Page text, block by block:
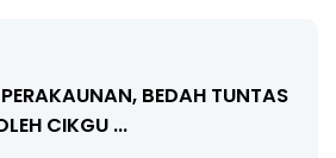
8 : TIMBALAN KETUA
MALAYSIA
lalu